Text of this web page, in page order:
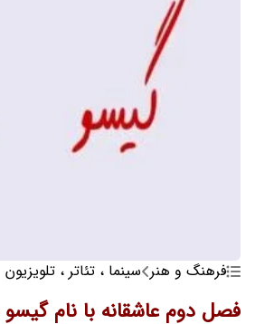
فرهنگ و هنر سینما ، تئاتر ، تلویزیون
فصل دوم عاشقانه با نام